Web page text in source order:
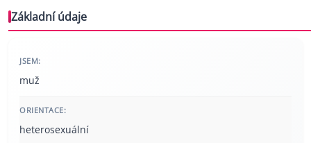
Základní údaje
JSEM:
muž
ORIENTACE:
heterosexuální